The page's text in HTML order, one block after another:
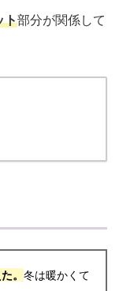
ト部分が関係して
。 冬は暖かくて